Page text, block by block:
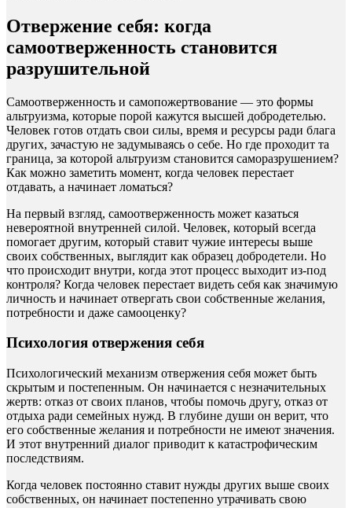
Отвержение себя: когда
самоотверженность становится
разрушительной
Самоотверженность и самопожертвование — это формы
альтруизма, которые порой кажутся высшей добродетелью.
Человек готов отдать свои силы, время и ресурсы ради блага
других, зачастую не задумываясь о себе. Но где проходит та
граница, за которой альтруизм становится саморазрушением?
Как можно заметить момент, когда человек перестает
отдавать, а начинает ломаться?
На первый взгляд, самоотверженность может казаться
невероятной внутренней силой. Человек, который всегда
помогает другим, который ставит чужие интересы выше
своих собственных, выглядит как образец добродетели. Но
что происходит внутри, когда этот процесс выходит из-под
контроля? Когда человек перестает видеть себя как значимую
личность и начинает отвергать свои собственные желания,
потребности и даже самооценку?
Психология отвержения себя
Психологический механизм отвержения себя может быть
скрытым и постепенным. Он начинается с незначительных
жертв: отказ от своих планов, чтобы помочь другу, отказ от
отдыха ради семейных нужд. В глубине души он верит, что
его собственные желания и потребности не имеют значения.
И этот внутренний диалог приводит к катастрофическим
последствиям.
Когда человек постоянно ставит нужды других выше своих
собственных, он начинает постепенно утрачивать свою